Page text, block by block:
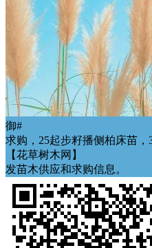
御#
求购，25起步籽播侧柏床苗
【花草树木网】
发苗木供应和求购信息。